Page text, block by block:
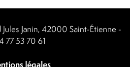
Janin, 42000 Saint-Étienne -
77 53 70 61
légales